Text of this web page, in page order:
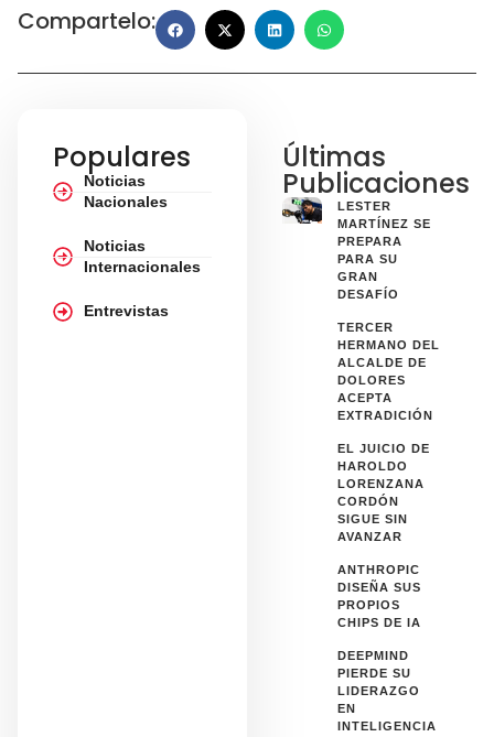
Compartelo:
Populares
Noticias
Nacionales
Noticias
Internacionales
Entrevistas
Últimas
Publicaciones
LESTER
MARTÍNEZ SE
PREPARA
PARA SU
GRAN
DESAFÍO
TERCER
HERMANO DEL
ALCALDE DE
DOLORES
ACEPTA
EXTRADICIÓN
EL JUICIO DE
HAROLDO
LORENZANA
CORDÓN
SIGUE SIN
AVANZAR
ANTHROPIC
DISEÑA SUS
PROPIOS
CHIPS DE IA
DEEPMIND
PIERDE SU
LIDERAZGO
EN
INTELIGENCIA